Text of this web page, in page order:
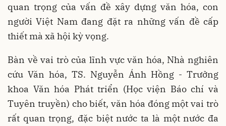
quan trọng của vấn đề xây dựng văn hóa, con
người Việt Nam đang đặt ra những vấn đề cấp
thiết mà xã hội kỳ vọng.
Bàn về vai trò của lĩnh vực văn hóa, Nhà nghiên
cứu Văn hóa, TS. Nguyễn Ánh Hồng - Trưởng
khoa Văn hóa Phát triển (Học viện Báo chí và
Tuyên truyền) cho biết, văn hóa đóng một vai trò
rất quan trọng, đặc biệt nước ta là một nước đa